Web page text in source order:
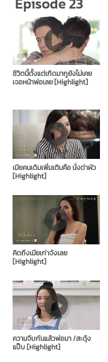
ชีวิตนี้ตั้งแต่เกิดมากูยังไม่เคย
เจอหน้าพ่อเลย [Highlight]
เมียคนเดิมเพิ่มเติมคือ นั่งด่าผัว
[Highlight]
คิดถึงเมียเก่าจังเลย
[Highlight]
ความจีบกันแล้วพ่อมา /สะดุ้ง
แป๊บ [Highlight]